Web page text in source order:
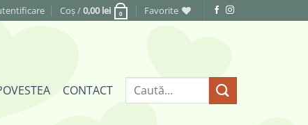
Coș /0,00lei 0 Favorite
CONTACT
Caută
după: